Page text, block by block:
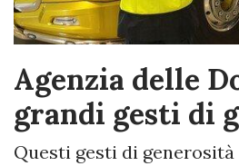
Agenzia delle
grandi gesti di
Questi gesti di